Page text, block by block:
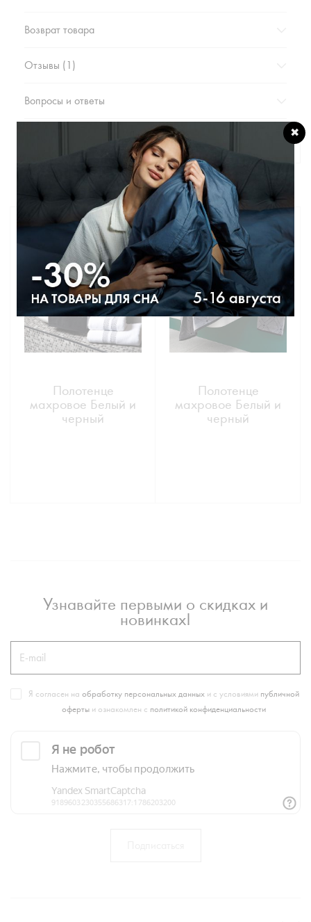
Возврат товара
Отзывы (1)
Вопросы и ответы
Вам также может
понравиться
Полотенце
махровое Белый и
черный
Полотенце
махровое Белый и
черный
Узнавайте первыми о скидках и
новинках!
Я согласен на обработку персональных данныхи с условиями публичной
офертыи ознакомлен с политикой конфиденциальности
✖